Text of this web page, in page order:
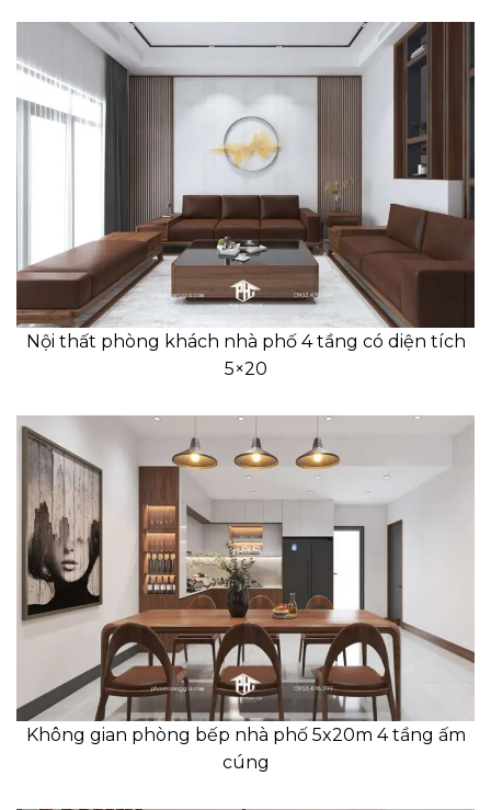
Nội thất phòng khách nhà phố 4 tầng có diện tích
5×20
Không gian phòng bếp nhà phố 5x20m 4 tầng ấm
cúng